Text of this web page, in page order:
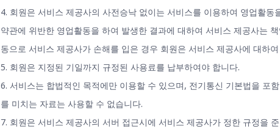
4. 회원은 서비스 제공사의 사전승낙 없이는 서비스를 이용하여 영업활
약관에 위반한 영업활동을 하여 발생한 결과에 대하여 서비스 제공사는
동으로 서비스 제공사가 손해를 입은 경우 회원은 서비스 제공사에 대하
5. 회원은 지정된 기일까지 규정된 사용료를 납부하여야 합니다.
6. 서비스는 합법적인 목적에만 이용할 수 있으며, 전기통신 기본법을 포
를 미치는 자료는 사용할 수 없습니다.
7. 회원은 서비스 제공사의 서버 접근시에 서비스 제공사가 정한 규정을